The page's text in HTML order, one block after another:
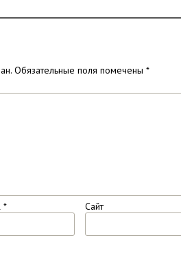
Обязательные поля помечены*
* Сайт